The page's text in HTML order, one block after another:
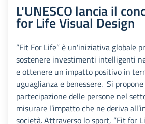
L'UNESCO lancia il
for Life Visual Design
“Fit For Life” è un'iniziativa globale
sostenere investimenti intelligenti
e ottenere un impatto positivo in
uguaglianza e benessere. Si
partecipazione delle persone nel
misurare l’impatto che ne deriva
società. Attraverso lo sport, “Fit for